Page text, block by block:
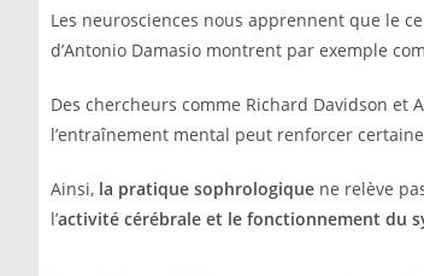
Les neurosciences nous apprennent que le
d’Antonio Damasio montrent par exemple
Des chercheurs comme Richard Davidson et
l’entraînement mental peut renforcer
Ainsi, la pratique sophrologique ne relève
l’activité cérébrale et le fonctionnement du